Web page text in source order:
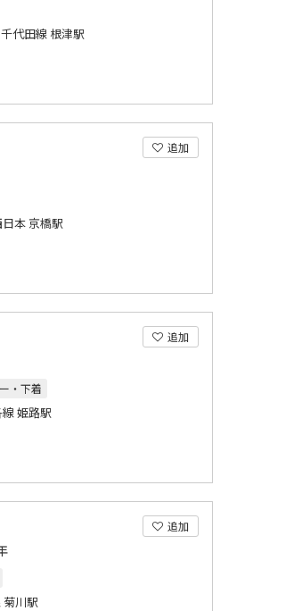
代田線 根津駅
追加
本 京橋駅
追加
・下着
姫路駅
追加
川駅